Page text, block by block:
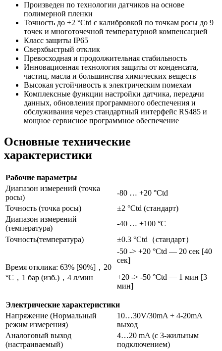
Произведен по технологии датчиков на основе
полимерной пленки
Точность до ±2 °Ctd с калибровкой по точкам росы до 9
точек и многоточечной температурной компенсацией
Класс защиты IP65
Сверхбыстрый отклик
Превосходная и продолжительная стабильность
Инновационная технология защиты от конденсата,
частиц, масла и большинства химических веществ
Высокая устойчивость к электрическим помехам
Комплексные функции настройки датчика, передачи
данных, обновления программного обеспечения и
обслуживания через стандартный интерфейс RS485 и
мощное сервисное программное обеспечение
Основные технические
характеристики
Рабочие параметры
Диапазон измерений (точка
росы)
-80 … +20 °Ctd
Точность (точка росы)
±2 °Ctd (стандарт)
Диапазон измерений
(температура)
-40 … +100 °C
Точность(температура)
±0.3 °Ctd（стандарт）
Время отклика: 63% [90%]，20
°C，1 бар (изб.)，4 л/мин
-50 -> +20 °Ctd — 20 сек [40
сек]
+20 -> -50 °Ctd — 1 мин [3
мин]
Электрические характеристики
Напряжение (Нормальный
режим измерения)
10…30V/30mA + 4-20mA
выход
Аналоговый выход
(настраиваемый)
4…20 mA (с 3-жильным
подключением)